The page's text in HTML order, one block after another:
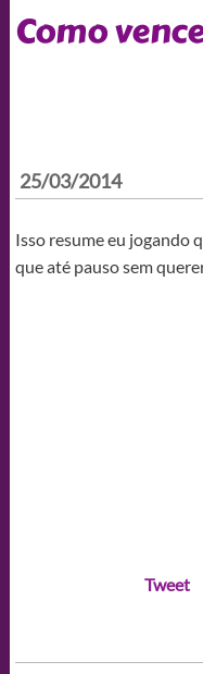
Como
25/03/2014
Isso resume eu jogando
que até pauso sem
Tweet